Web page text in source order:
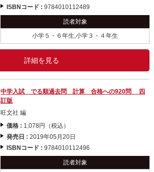
ISBNコード :9784010112489
読者対象
小学５・６年生,小学３・４年生
詳細を見る
中学入試 でる順過去問 計算 合格への920問 四
訂版
旺文社 編
価格 : 1,078円（税込）
発売日 :2019年05月20日
ISBNコード :9784010112496
読者対象